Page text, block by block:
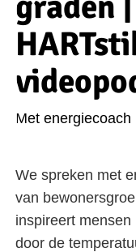
Met
We spreken met
van
inspireert
door de